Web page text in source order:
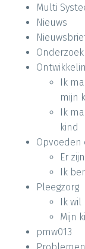
Multi
Nieuws
Onderzoek
Ik
mijn
Ik
kind
Opvoeden
Er
Ik
Pleegzorg
Ik wil
Mijn
pmw013